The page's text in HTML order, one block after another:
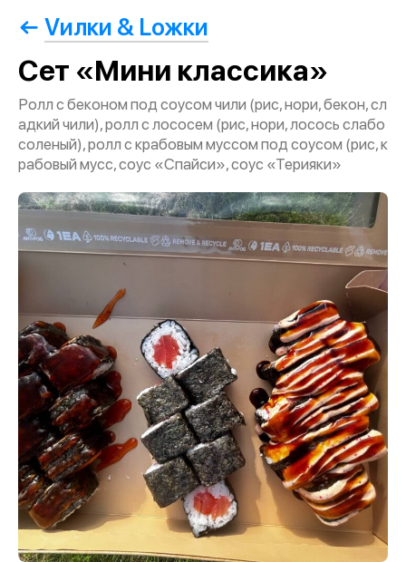
Vилки & Lожки
Сет «Мини классика»
Ролл с беконом под соусом чили (рис, нори, бекон, сл
адкий чили), ролл с лососем (рис, нори, лосось слабо
соленый), ролл с крабовым муссом под соусом (рис, к
рабовый мусс, соус «Спайси», соус «Терияки»